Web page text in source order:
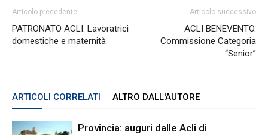
Articolo precedente
PATRONATO ACLI. Lavoratrici
domestiche e maternità
Articolo successivo
ACLI BENEVENTO.
Commissione Categoria
“Senior”
ARTICOLI CORRELATI ALTRO DALL'AUTORE
Provincia: auguri dalle Acli di